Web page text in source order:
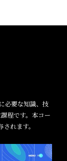
必要な知識、技
程です。本コー
れます。